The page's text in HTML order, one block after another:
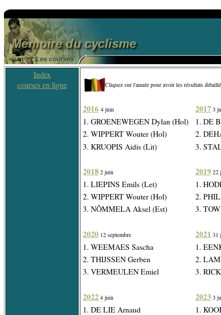
Index
courses en ligne
Cliquez sur l'année pour avoir les résultats
2016 4 juin
1. GROENEWEGEN Dylan (Hol)
2. WIPPERT Wouter (Hol)
3. KRUOPIS Aidis (Lit)
2018 2 juin
1. LIEPINS Emils (Let)
2. WIPPERT Wouter (Hol)
3. NÕMMELA Aksel (Est)
2020 12 septembre
1. WEEMAES Sascha
2. THIJSSEN Gerben
3. VERMEULEN Emiel
2022 4 juin
1. DE LIE Arnaud
2017 3
1. DE
2.
3.
2019 22
1.
2.
3.
2021 31
1.
2.
3.
2023 3
1.